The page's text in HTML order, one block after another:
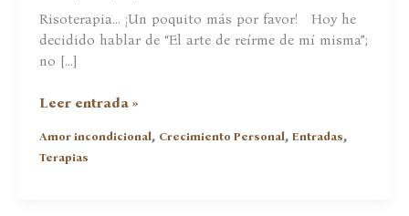
Risoterapia… ¡Un poquito más por favor! Hoy he
decidido hablar de “El arte de reírme de mí misma”;
no […]
Risoterapia…
Arte
de
Leer entrada »
Amor incondicional, Crecimiento Personal,Entradas,
Terapias